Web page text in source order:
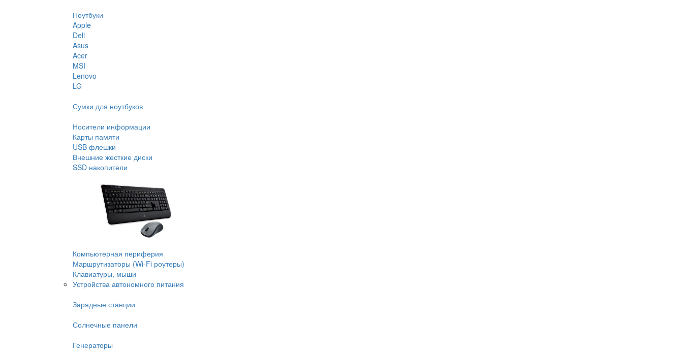
Ноутбуки
Apple
Dell
Asus
Acer
MSI
Lenovo
LG
Сумки для ноутбуков
Носители информации
Карты памяти
USB флешки
Внешние жесткие диски
SSD накопители
Компьютерная периферия
Маршрутизаторы (Wi-Fi роутеры)
Клавиатуры, мыши
Устройства автономного питания
Зарядные станции
Солнечные панели
Генераторы